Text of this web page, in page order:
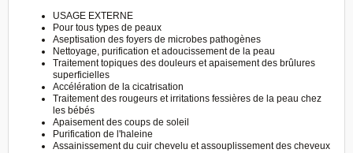
USAGE EXTERNE
Pour tous types de peaux
Aseptisation des foyers de microbes pathogènes
Nettoyage, purification et adoucissement de la peau
Traitement topiques des douleurs et apaisement des brûlures
superficielles
Accélération de la cicatrisation
Traitement des rougeurs et irritations fessières de la peau chez
les bébés
Apaisement des coups de soleil
Purification de l'haleine
Assainissement du cuir chevelu et assouplissement des cheveux